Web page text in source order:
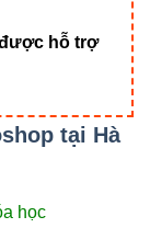
hỗ trợ
tại Hà
học